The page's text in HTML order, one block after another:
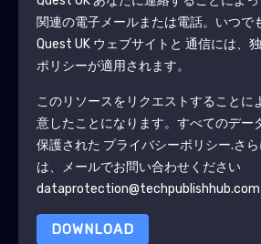
関連の電子メールまたは電話。いつで
Quest UKウェブサイトと 通信には、
ポリシーが適用されます。
このリソースをリクエストすることに
意したことになります。すべてのデー
保護された プライバシーポリシー.さ
は、メールでお問い合わせください
dataprotection@techpublishhub.com
DOWNLOAD